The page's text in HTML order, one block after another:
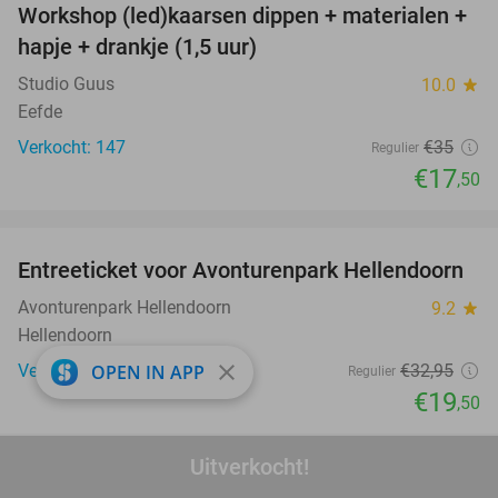
Uitverkocht!
50%
Workshop (led)kaarsen dippen + materialen +
hapje + drankje (1,5 uur)
Studio Guus 10.0 star
Eefde
Verkocht: 147
Regulier €35
€17,50
41%
Entreeticket voor Avonturenpark Hellendoorn
Avonturenpark Hellendoorn 9.2 star
Hellendoorn
Verkocht: 33.103
Regulier €32,95
€19,50
favorite_border
OPEN IN APP close